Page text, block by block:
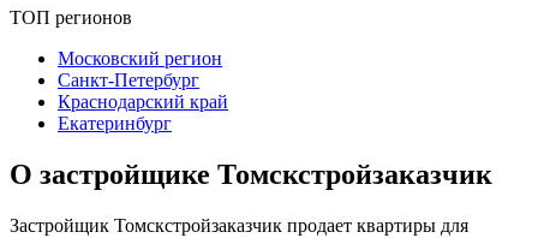
ТОП регионов
Московский регион
Санкт-Петербург
Краснодарский край
Екатеринбург
О застройщике Томскстройзаказчик
Застройщик Томскстройзаказчик продает квартиры для